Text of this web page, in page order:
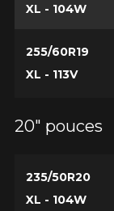
XL - 104W
255/60R19
XL - 113V
20" pouces
235/50R20
XL - 104W